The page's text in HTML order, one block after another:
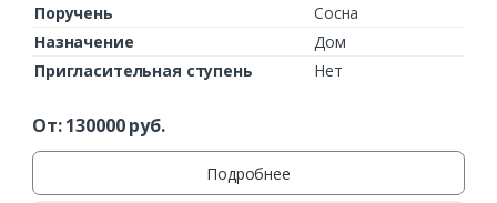
Поручень
Сосна
Назначение
Дом
Пригласительная ступень
Нет
От:130000руб.
Подробнее